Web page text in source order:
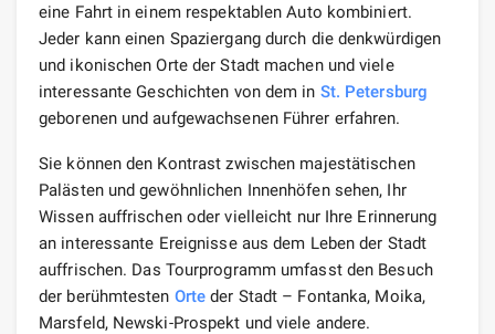
eine Fahrt in einem respektablen Auto kombiniert.
Jeder kann einen Spaziergang durch die denkwürdigen
und ikonischen Orte der Stadt machen und viele
interessante Geschichten von dem in St. Petersburg
geborenen und aufgewachsenen Führer erfahren.
Sie können den Kontrast zwischen majestätischen
Palästen und gewöhnlichen Innenhöfen sehen, Ihr
Wissen auffrischen oder vielleicht nur Ihre Erinnerung
an interessante Ereignisse aus dem Leben der Stadt
auffrischen. Das Tourprogramm umfasst den Besuch
der berühmtesten Orte der Stadt – Fontanka, Moika,
Marsfeld, Newski-Prospekt und viele andere.